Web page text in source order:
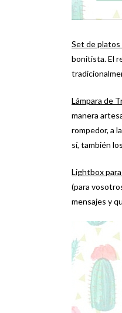
Set de platos
bonitista. El
Lámpara de
manera
rompedor, a
sí, también
Lightbox
(para
mensajes y